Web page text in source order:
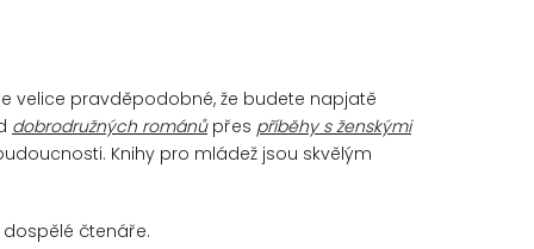
velice pravděpodobné, že budete napjatě
dobrodružných románůpřes příběhy s ženskými
Knihy pro mládež jsou skvělým
dospělé čtenáře.